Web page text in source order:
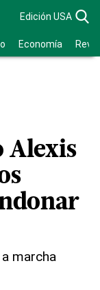
Edición USA
Economía
Alexis
marcha